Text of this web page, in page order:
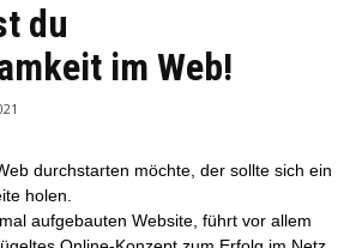
du
im Web!
durchstarten möchte, der sollte sich ein
holen.
aufgebauten Website, führt vor allem